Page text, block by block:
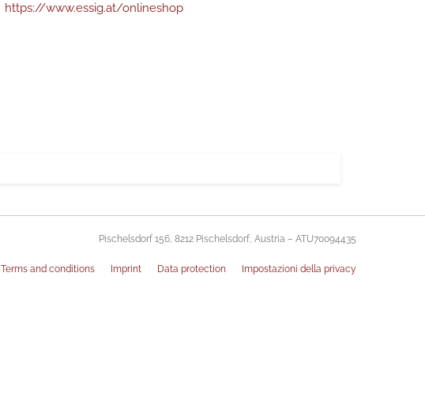
https://www.essig.at/onlineshop
Pischelsdorf 156, 8212 Pischelsdorf, Austria – ATU70094435
Terms and conditions Imprint Data protection Impostazioni della privacy